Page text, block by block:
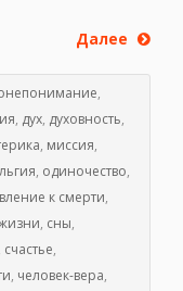
Далее
,
, дух, духовность,
, миссия,
, одиночество,
к смерти,
, сны,
счастье,
, человек-вера,